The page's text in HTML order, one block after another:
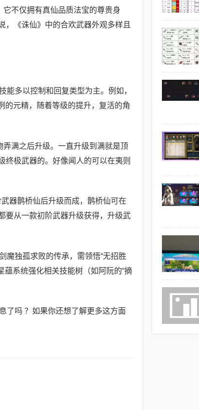
不仅拥有真仙品质法宝的尊贵身
，《诛仙》中的合欢武器外观多样且
多以控制和回复类型为主。例如，
的元精，随着等级的提升，复活的角
满之后升级。一直升级到满就是顶
终极武器的。好像闻人的可以在夷则
器鹊桥仙后升级而成，鹊桥仙可在
要从一款初阶武器升级获得，升级武
魔独孤求败的传承，需领悟“无招胜
系统强化相关技能树（如阿阮的“摘
了吗 ？如果你还想了解更多这方面